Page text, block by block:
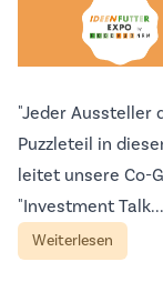
"Jeder Aussteller
Puzzleteil in
leitet unsere Co-
"Investment Talk...
Weiterlesen